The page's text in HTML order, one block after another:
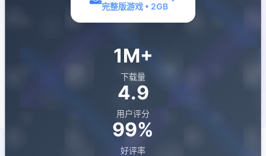
完整版游戏 • 2GB
1M+
下载量
4.9
用户评分
99%
好评率